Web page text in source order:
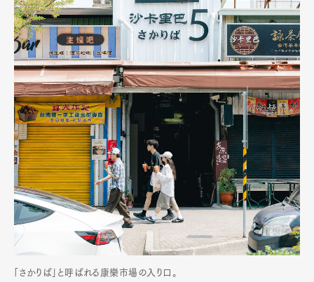
「さかりば」と呼ばれる康樂市場の入り口。